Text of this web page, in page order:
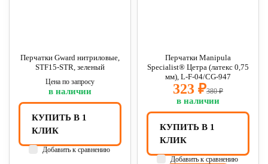
Перчатки Gward нитриловые,
STF15-STR, зеленый
Цена по запросу
в наличии
КУПИТЬ В 1
КЛИК
Добавить к сравнению
Перчатки Manipula
Specialist® Цетра (латекс 0,75
мм), L-F-04/CG-947
323 ₽380 ₽
в наличии
КУПИТЬ В 1
КЛИК
Добавить к сравнению